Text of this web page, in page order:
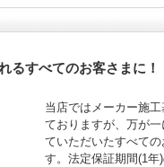
るすべてのお客さまに！
当店ではメーカー施
ておりますが、万が
ていただいたすべて
す。法定保証期間(1